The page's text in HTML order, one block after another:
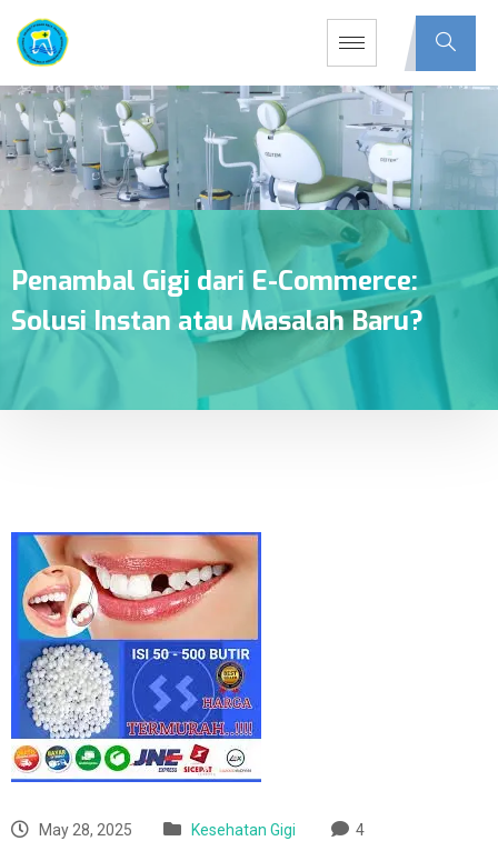
Penambal Gigi dari E-Commerce:
Solusi Instan atau Masalah Baru?
May 28, 2025 Kesehatan Gigi 4